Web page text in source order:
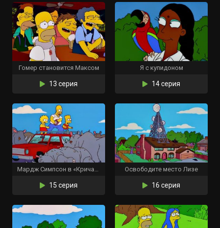
Гомер становится Максом
13 серия
Я с купидоном
14 серия
Мардж Симпсон в «Кричащих жёлтых гудках»
15 серия
Освободите место Лизе
16 серия